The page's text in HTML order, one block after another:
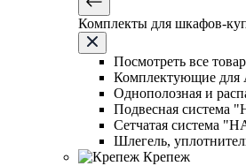
Комплекты для шкафов-
Посмотреть все
Комплектующие для
Однополозная и
Подвесная
Сетчатая система
Шлегель,
Крепеж